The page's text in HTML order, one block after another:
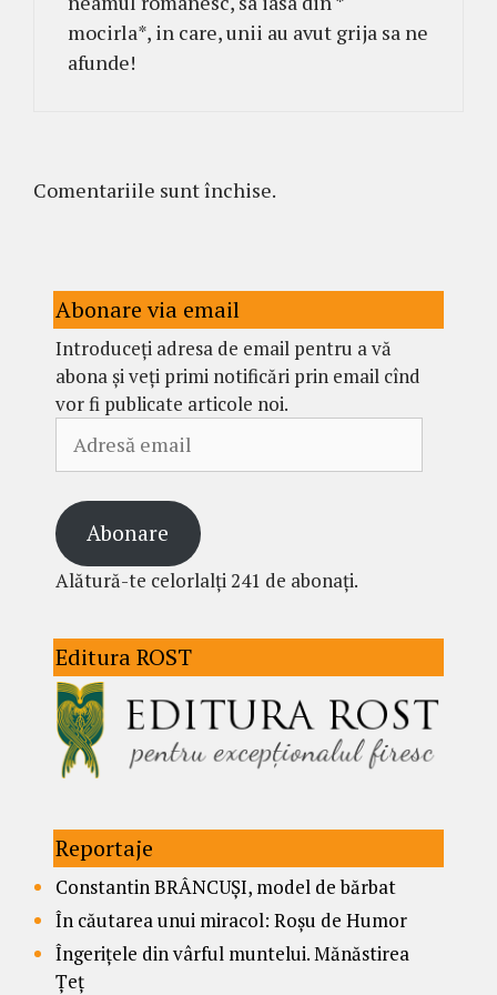
mocirla*, in care, unii au avut grija sa ne
afunde!
Comentariile sunt închise.
Abonare via email
Introduceți adresa de email pentru a vă
abona și veți primi notificări prin email cînd
vor fi publicate articole noi.
email
Abonare
Alătură-te celorlalți 241 de abonați.
Editura ROST
Reportaje
Constantin BRÂNCUȘI, model de bărbat
În căutarea unui miracol: Roșu de Humor
Îngerițele din vârful muntelui. Mănăstirea
Țeț